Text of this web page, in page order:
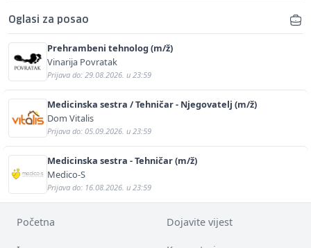
Oglasi za posao
Prehrambeni tehnolog (m/ž)
Vinarija Povratak
Prijava do: 29.08.2026. u 23:59
Medicinska sestra / Tehničar - Njegovatelj (m/ž)
Dom Vitalis
Prijava do: 05.09.2026. u 23:59
Medicinska sestra - Tehničar (m/ž)
Medico-S
Prijava do: 16.08.2026. u 23:59
Početna Dojavite vijest